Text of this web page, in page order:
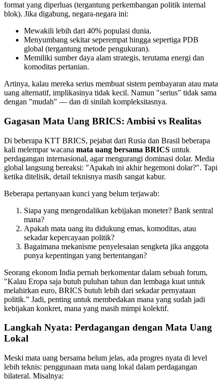
format yang diperluas (tergantung perkembangan politik internal
blok). Jika digabung, negara-negara ini:
Mewakili lebih dari 40% populasi dunia.
Menyumbang sekitar seperempat hingga sepertiga PDB
global (tergantung metode pengukuran).
Memiliki sumber daya alam strategis, terutama energi dan
komoditas pertanian.
Artinya, kalau mereka serius membuat sistem pembayaran atau mata
uang alternatif, implikasinya tidak kecil. Namun "serius" tidak sama
dengan "mudah" — dan di sinilah kompleksitasnya.
Gagasan Mata Uang BRICS: Ambisi vs Realitas
Di beberapa KTT BRICS, pejabat dari Rusia dan Brasil beberapa
kali melempar wacana mata uang bersama BRICS untuk
perdagangan internasional, agar mengurangi dominasi dolar. Media
global langsung bereaksi: "Apakah ini akhir hegemoni dolar?". Tapi
ketika ditelisik, detail teknisnya masih sangat kabur.
Beberapa pertanyaan kunci yang belum terjawab:
Siapa yang mengendalikan kebijakan moneter? Bank sentral
mana?
Apakah mata uang itu didukung emas, komoditas, atau
sekadar kepercayaan politik?
Bagaimana mekanisme penyelesaian sengketa jika anggota
punya kepentingan yang bertentangan?
Seorang ekonom India pernah berkomentar dalam sebuah forum,
"Kalau Eropa saja butuh puluhan tahun dan lembaga kuat untuk
melahirkan euro, BRICS butuh lebih dari sekadar pernyataan
politik." Jadi, penting untuk membedakan mana yang sudah jadi
kebijakan konkret, mana yang masih mimpi kolektif.
Langkah Nyata: Perdagangan dengan Mata Uang
Lokal
Meski mata uang bersama belum jelas, ada progres nyata di level
lebih teknis: penggunaan mata uang lokal dalam perdagangan
bilateral. Misalnya: